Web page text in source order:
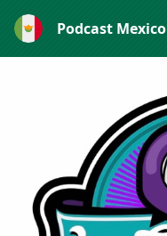
Podcast Mexico